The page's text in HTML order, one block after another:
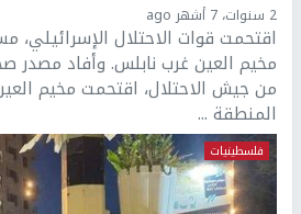
2 سنوات، 7 أشهر ago
اقتحمت قوات الاحتلال الإسرائيلي،
مخيم العين غرب نابلس. وأفاد مصدر
من جيش الاحتلال، اقتحمت مخيم
المنطقة ...
فلسطينيات